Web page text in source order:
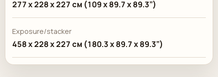
277 x 228 x 227 см (109 x 89.7 x 89.3”)
Exposure/stacker
458 x 228 x 227 см (180.3 x 89.7 x 89.3”)